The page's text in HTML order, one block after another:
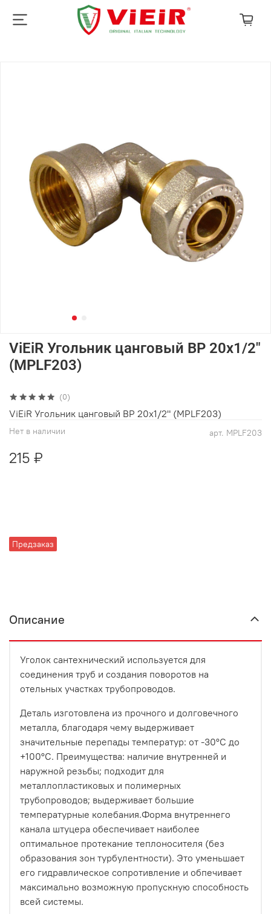
(0)
арт. MPLF203
Нет в наличии
Предзаказ
ViEiR Угольник цанговый ВР 20х1/2"
(MPLF203)
215 ₽
ViEiR Угольник цанговый ВР 20х1/2" (MPLF203)
Описание
Уголок сантехнический используется для
соединения труб и создания поворотов на
отельных участках трубопроводов.
Деталь изготовлена из прочного и долговечного
металла, благодаря чему выдерживает
значительные перепады температур: от -30°C до
+100°C. Преимущества: наличие внутренней и
наружной резьбы; подходит для
металлопластиковых и полимерных
трубопроводов; выдерживает большие
температурные колебания.Форма внутреннего
канала штуцера обеспечивает наиболее
оптимальное протекание теплоносителя (без
образования зон турбулентности). Это уменьшает
его гидравлическое сопротивление и обпечивает
максимально возможную пропускную способность
всей системы.